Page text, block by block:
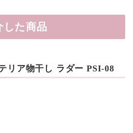
した商品
リア物干し ラダー PSI-08